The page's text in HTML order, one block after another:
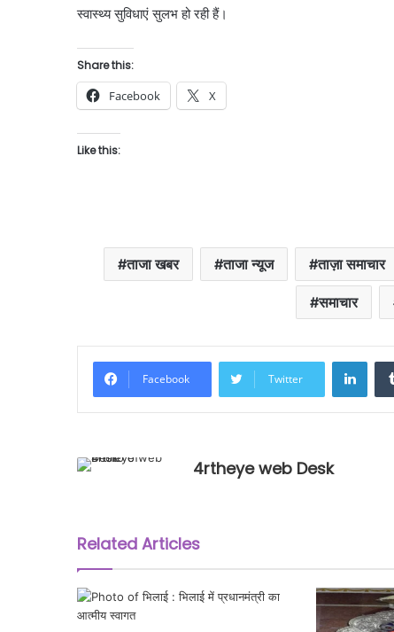
स्वास्थ्य सुविधाएं सुलभ हो रही हैं।
Share this:
Facebook X
Like this:
ताजा खबर ताजा न्यूज ताज़ा समाचार
समाचार
Facebook Twitter
4rtheye web Desk
Related Articles